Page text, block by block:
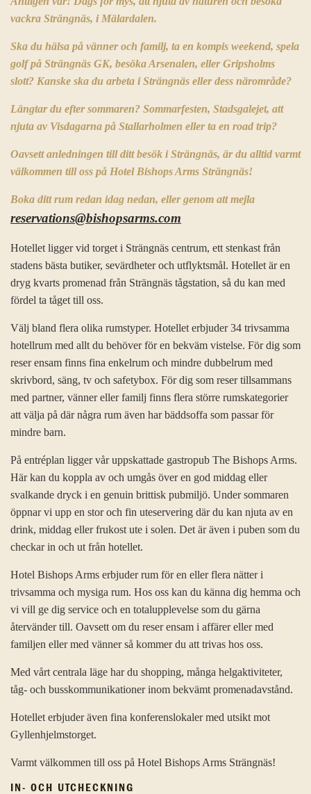
vackra Strängnäs, i Mälardalen.
Ska du hälsa på vänner och familj, ta en kompis weekend, spela
golf på Strängnäs GK, besöka Arsenalen, eller Gripsholms
slott? Kanske ska du arbeta i Strängnäs eller dess närområde?
Längtar du efter sommaren? Sommarfesten, Stadsgalejet, att
njuta av Visdagarna på Stallarholmen eller ta en road trip?
Oavsett anledningen till ditt besök i Strängnäs, är du alltid varmt
välkommen till oss på Hotel Bishops Arms Strängnäs!
Boka ditt rum redan idag nedan, eller genom att mejla
reservations@bishopsarms.com
Hotellet ligger vid torget i Strängnäs centrum, ett stenkast från
stadens bästa butiker, sevärdheter och utflyktsmål. Hotellet är en
dryg kvarts promenad från Strängnäs tågstation, så du kan med
fördel ta tåget till oss.
Välj bland flera olika rumstyper. Hotellet erbjuder 34 trivsamma
hotellrum med allt du behöver för en bekväm vistelse. För dig som
reser ensam finns fina enkelrum och mindre dubbelrum med
skrivbord, säng, tv och safetybox. För dig som reser tillsammans
med partner, vänner eller familj finns flera större rumskategorier
att välja på där några rum även har bäddsoffa som passar för
mindre barn.
På entréplan ligger vår uppskattade gastropub The Bishops Arms.
Här kan du koppla av och umgås över en god middag eller
svalkande dryck i en genuin brittisk pubmiljö. Under sommaren
öppnar vi upp en stor och fin uteservering där du kan njuta av en
drink, middag eller frukost ute i solen. Det är även i puben som du
checkar in och ut från hotellet.
Hotel Bishops Arms erbjuder rum för en eller flera nätter i
trivsamma och mysiga rum. Hos oss kan du känna dig hemma och
vi vill ge dig service och en totalupplevelse som du gärna
återvänder till. Oavsett om du reser ensam i affärer eller med
familjen eller med vänner så kommer du att trivas hos oss.
Med vårt centrala läge har du shopping, många helgaktiviteter,
tåg- och busskommunikationer inom bekvämt promenadavstånd.
Hotellet erbjuder även fina konferenslokaler med utsikt mot
Gyllenhjelmstorget.
Varmt välkommen till oss på Hotel Bishops Arms Strängnäs!
IN- OCH UTCHECKNING